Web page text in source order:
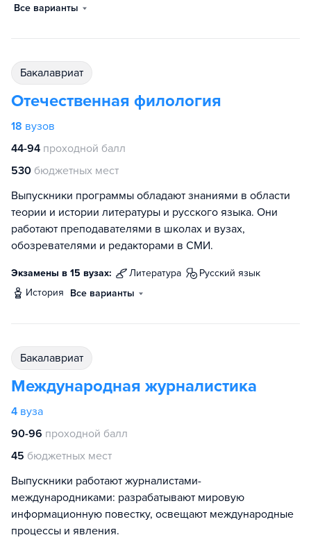
Все варианты
бакалавриат
Отечественная филология
18 вузов
44-94 проходной балл
530 бюджетных мест
Выпускники программы обладают знаниями в области
теории и истории литературы и русского языка. Они
работают преподавателями в школах и вузах,
обозревателями и редакторами в СМИ.
Экзамены в 15 вузах: литература
русский язык
история
Все варианты
бакалавриат
Международная журналистика
4 вуза
90-96 проходной балл
45 бюджетных мест
Выпускники работают журналистами-
международниками: разрабатывают мировую
информационную повестку, освещают международные
процессы и явления.